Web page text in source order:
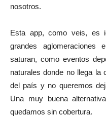
nosotros.
Esta app, como veis, es
grandes
saturan, como eventos
naturales donde no llega la
del país y no queremos
Una muy buena
quedamos sin cobertura.